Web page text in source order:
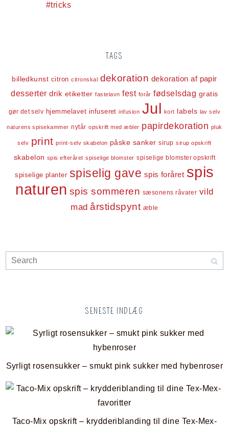
TAGS
billedkunst citron citronskal dekoration dekoration af papir
desserter drik etiketter fastelavn fest forår fødselsdag gratis
gør det selv hjemmelavet infuseret infusion Jul kort labels lav selv
naturens spisekammer nytår opskrift med æbler papirdekoration pluk
selv print print-selv skabelon påske sanker sirup sirup opskrift
skabelon spis efteråret spiselige blomster spiselige blomster opskrift
spiselige planter spiselig gave spis foråret spis
naturen spis sommeren sæsonens råvarer vild
mad årstidspynt æble
SENESTE INDLÆG
Syrligt rosensukker – smukt pink sukker med hybenroser
Taco-Mix opskrift – krydderiblanding til dine Tex-Mex-